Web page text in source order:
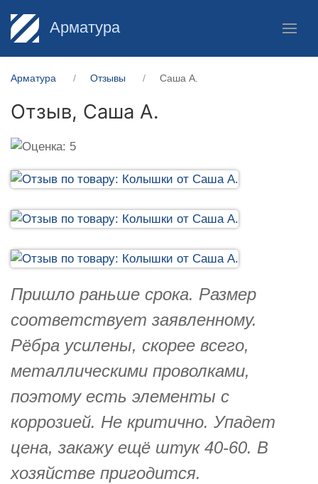
Арматура
Арматура Отзывы Саша А.
Отзыв, Саша А.
Пришло раньше срока. Размер
соответствует заявленному.
Рёбра усилены, скорее всего,
металлическими проволками,
поэтому есть элементы с
коррозией. Не критично. Упадет
цена, закажу ещё штук 40-60. В
хозяйстве пригодится.